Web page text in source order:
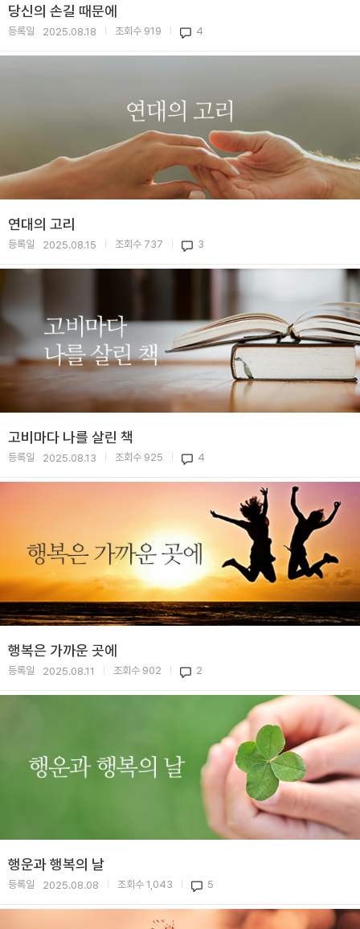
당신의 손길 때문에
등록일 2025.08.18 조회수 919 4
연대의 고리
등록일 2025.08.15 조회수 737 3
고비마다 나를 살린 책
등록일 2025.08.13 조회수 925 4
행복은 가까운 곳에
등록일 2025.08.11 조회수 902 2
행운과 행복의 날
등록일 2025.08.08 조회수 1,043 5